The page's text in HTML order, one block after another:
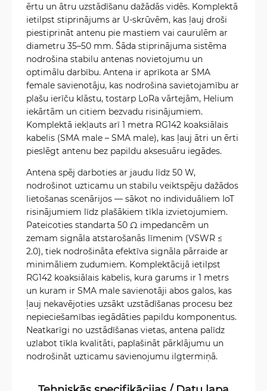
ērtu un ātru uzstādīšanu dažādās vidēs. Komplektā
ietilpst stiprinājums ar U-skrūvēm, kas ļauj droši
piestiprināt antenu pie mastiem vai caurulēm ar
diametru 35–50 mm. Šāda stiprinājuma sistēma
nodrošina stabilu antenas novietojumu un
optimālu darbību. Antena ir aprīkota ar SMA
female savienotāju, kas nodrošina savietojamību ar
plašu ierīču klāstu, tostarp LoRa vārtejām, Helium
iekārtām un citiem bezvadu risinājumiem.
Komplektā iekļauts arī 1 metra RG142 koaksiālais
kabelis (SMA male – SMA male), kas ļauj ātri un ērti
pieslēgt antenu bez papildu aksesuāru iegādes.
Antena spēj darboties ar jaudu līdz 50 W,
nodrošinot uzticamu un stabilu veiktspēju dažādos
lietošanas scenārijos — sākot no individuāliem IoT
risinājumiem līdz plašākiem tīkla izvietojumiem.
Pateicoties standarta 50 Ω impedancēm un
zemam signāla atstarošanās līmenim (VSWR ≤
2.0), tiek nodrošināta efektīva signāla pārraide ar
minimāliem zudumiem. Komplektācijā ietilpst
RG142 koaksiālais kabelis, kura garums ir 1 metrs
un kuram ir SMA male savienotāji abos galos, kas
ļauj nekavējoties uzsākt uzstādīšanas procesu bez
nepieciešamības iegādāties papildu komponentus.
Neatkarīgi no uzstādīšanas vietas, antena palīdz
uzlabot tīkla kvalitāti, paplašināt pārklājumu un
nodrošināt uzticamu savienojumu ilgtermiņā.